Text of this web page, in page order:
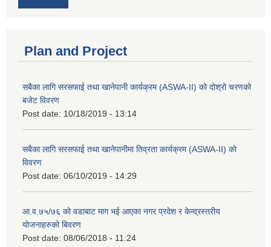
Plan and Project
सबैका लागि सरसफाई तथा खानेपानी कार्यक्रम (ASWA-II) को दोश्रो चरणको
बजेट विवरण
Post date: 10/18/2019 - 13:14
सबैका लागि सरसफाई तथा खानेपानीमा तिव्रता कार्यक्रम (ASWA-II) को
विवरण
Post date: 06/10/2019 - 14:29
आ.व.७५/७६ को वडाबाट माग भई आएका नगर प्रदेश र केन्द्रस्तरीय
योजनाहरुको बिवरण
Post date: 08/06/2018 - 11:24